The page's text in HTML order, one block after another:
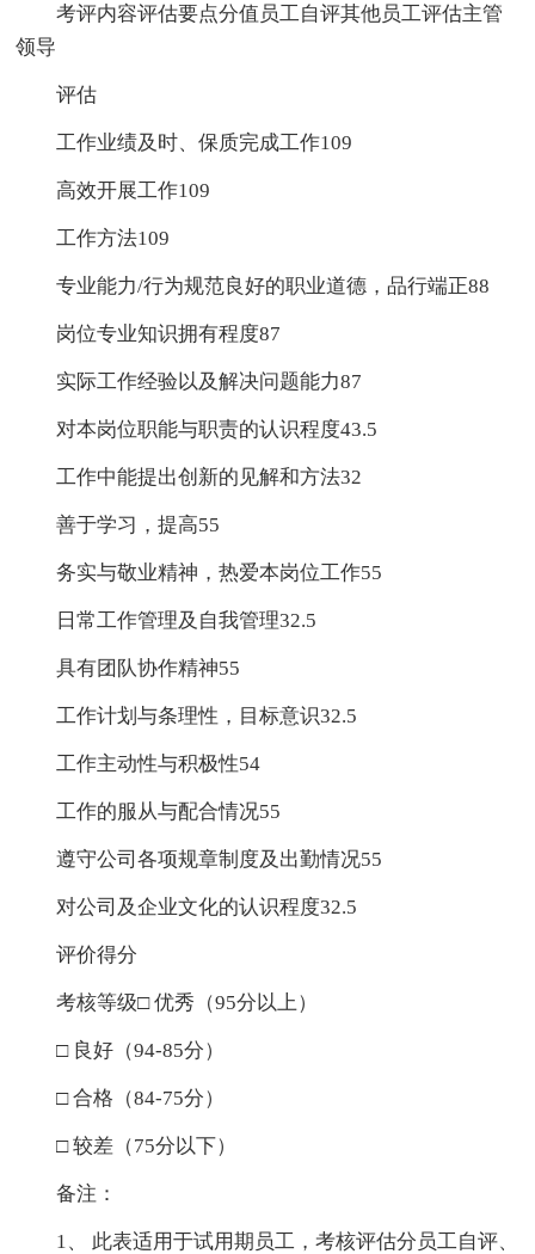
考评内容评估要点分值员工自评其他员工评估主管
领导
评估
工作业绩及时、保质完成工作109
高效开展工作109
工作方法109
专业能力/行为规范良好的职业道德，品行端正88
岗位专业知识拥有程度87
实际工作经验以及解决问题能力87
对本岗位职能与职责的认识程度43.5
工作中能提出创新的见解和方法32
善于学习，提高55
务实与敬业精神，热爱本岗位工作55
日常工作管理及自我管理32.5
具有团队协作精神55
工作计划与条理性，目标意识32.5
工作主动性与积极性54
工作的服从与配合情况55
遵守公司各项规章制度及出勤情况55
对公司及企业文化的认识程度32.5
评价得分
考核等级□ 优秀（95分以上）
□ 良好（94-85分）
□ 合格（84-75分）
□ 较差（75分以下）
备注：
1、 此表适用于试用期员工，考核评估分员工自评、